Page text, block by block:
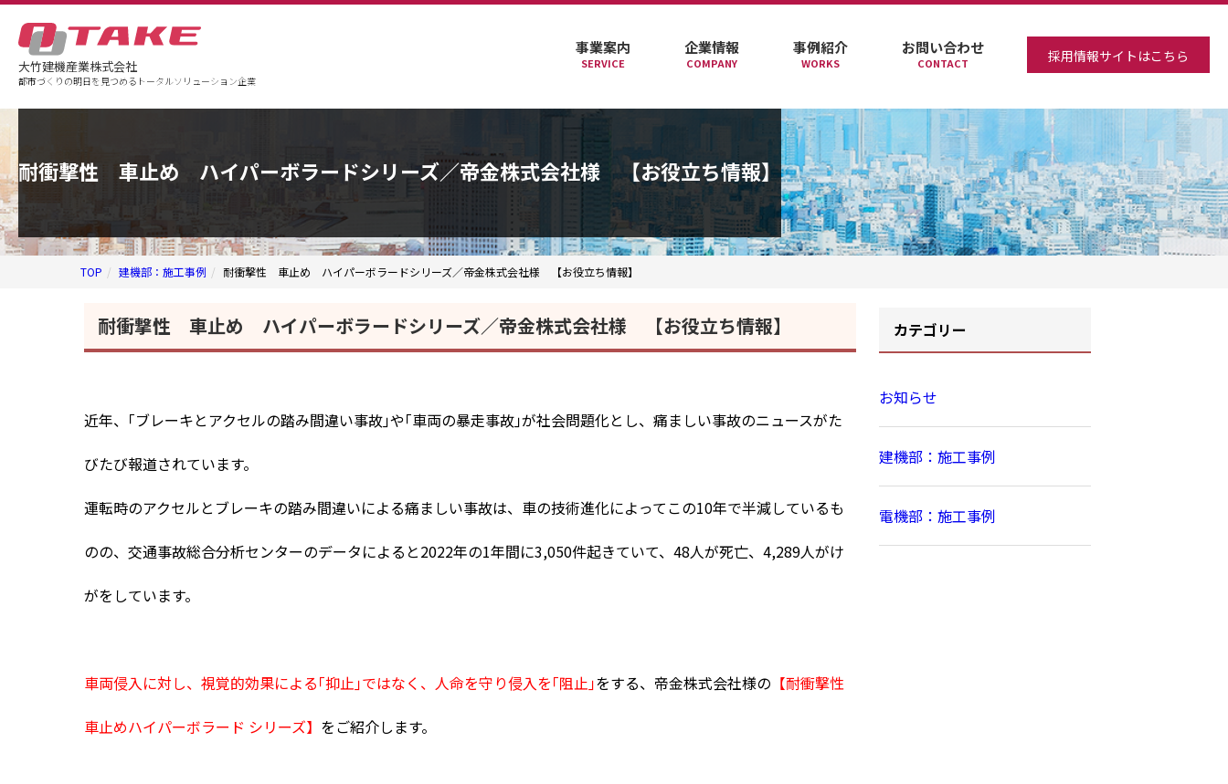
大竹建機産業株式会社
都市づくりの明日を見つめるトータルソリューション企業
事業案内
SERVICE
事業案内
企業情報
COMPANY
企業情報
事例紹介
WORKS
事例紹介
お問い合わせ
CONTACT 採用情報サイトはこちら
耐衝撃性 車止め ハイパーボラードシリーズ／帝金株式会社様 【お役立ち情報】
TOP 建機部：施工事例 耐衝撃性 車止め ハイパーボラードシリーズ／帝金株式会社様 【お役立ち情報】
耐衝撃性 車止め ハイパーボラードシリーズ／帝金株式会社様 【お役立ち情報】
近年、｢ブレーキとアクセルの踏み間違い事故｣や｢車両の暴走事故｣が社会問題化とし、痛ましい事故のニュースがた
びたび報道されています。
運転時のアクセルとブレーキの踏み間違いによる痛ましい事故は、車の技術進化によってこの10年で半減しているも
のの、交通事故総合分析センターのデータによると2022年の1年間に3,050件起きていて、48人が死亡、4,289人がけ
がをしています。
車両侵入に対し、視覚的効果による｢抑止｣ではなく、人命を守り侵入を｢阻止｣をする、帝金株式会社様の 【耐衝撃性
車止めハイパーボラード シリーズ】 をご紹介します。
カテゴリー
お知らせ
建機部：施工事例
電機部：施工事例